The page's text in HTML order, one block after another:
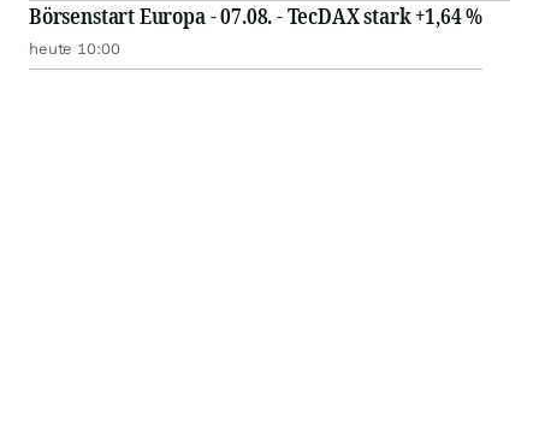
Börsenstart Europa - 07.08. - TecDAX stark +1,64 %
heute 10:00